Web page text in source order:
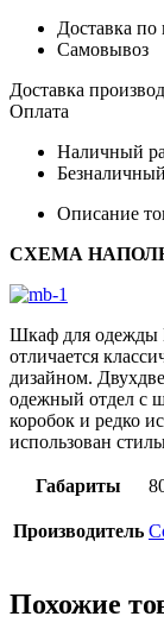
Доставка по
Самовывоз
Доставка
Оплата
Наличный
Описание
СХЕМА
Шкаф для одежды
отличается
дизайном.
одежный отдел с
коробок и редко
использован
Габариты
Производитель
Похожие